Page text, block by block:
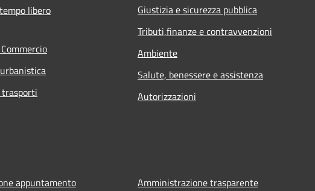
libero
Giustizia e sicurezza pubblica
Tributi,finanze e contravvenzioni
Ambiente
Salute, benessere e assistenza
Autorizzazioni
appuntamento
Amministrazione trasparente